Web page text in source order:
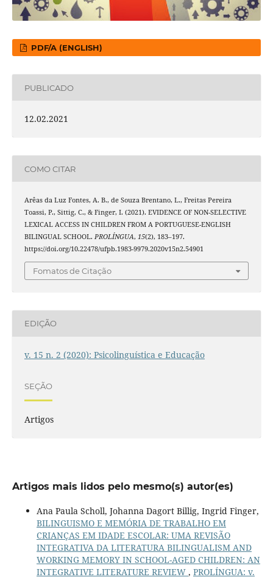
PDF/A (ENGLISH)
PUBLICADO
12.02.2021
COMO CITAR
Arêas da Luz Fontes, A. B., de Souza Brentano, L., Freitas Pereira
Toassi, P., Sittig, C., & Finger, I. (2021). EVIDENCE OF NON-SELECTIVE
LEXICAL ACCESS IN CHILDREN FROM A PORTUGUESE-ENGLISH
BILINGUAL SCHOOL. PROLÍNGUA, 15(2), 183–197.
https://doi.org/10.22478/ufpb.1983-9979.2020v15n2.54901
Fomatos de Citação
EDIÇÃO
v. 15 n. 2 (2020): Psicolinguística e Educação
SEÇÃO
Artigos
Artigos mais lidos pelo mesmo(s) autor(es)
Ana Paula Scholl, Johanna Dagort Billig, Ingrid Finger,
BILINGUISMO E MEMÓRIA DE TRABALHO EM
CRIANÇAS EM IDADE ESCOLAR: UMA REVISÃO
INTEGRATIVA DA LITERATURA BILINGUALISM AND
WORKING MEMORY IN SCHOOL-AGED CHILDREN: AN
INTEGRATIVE LITERATURE REVIEW , PROLÍNGUA: v.